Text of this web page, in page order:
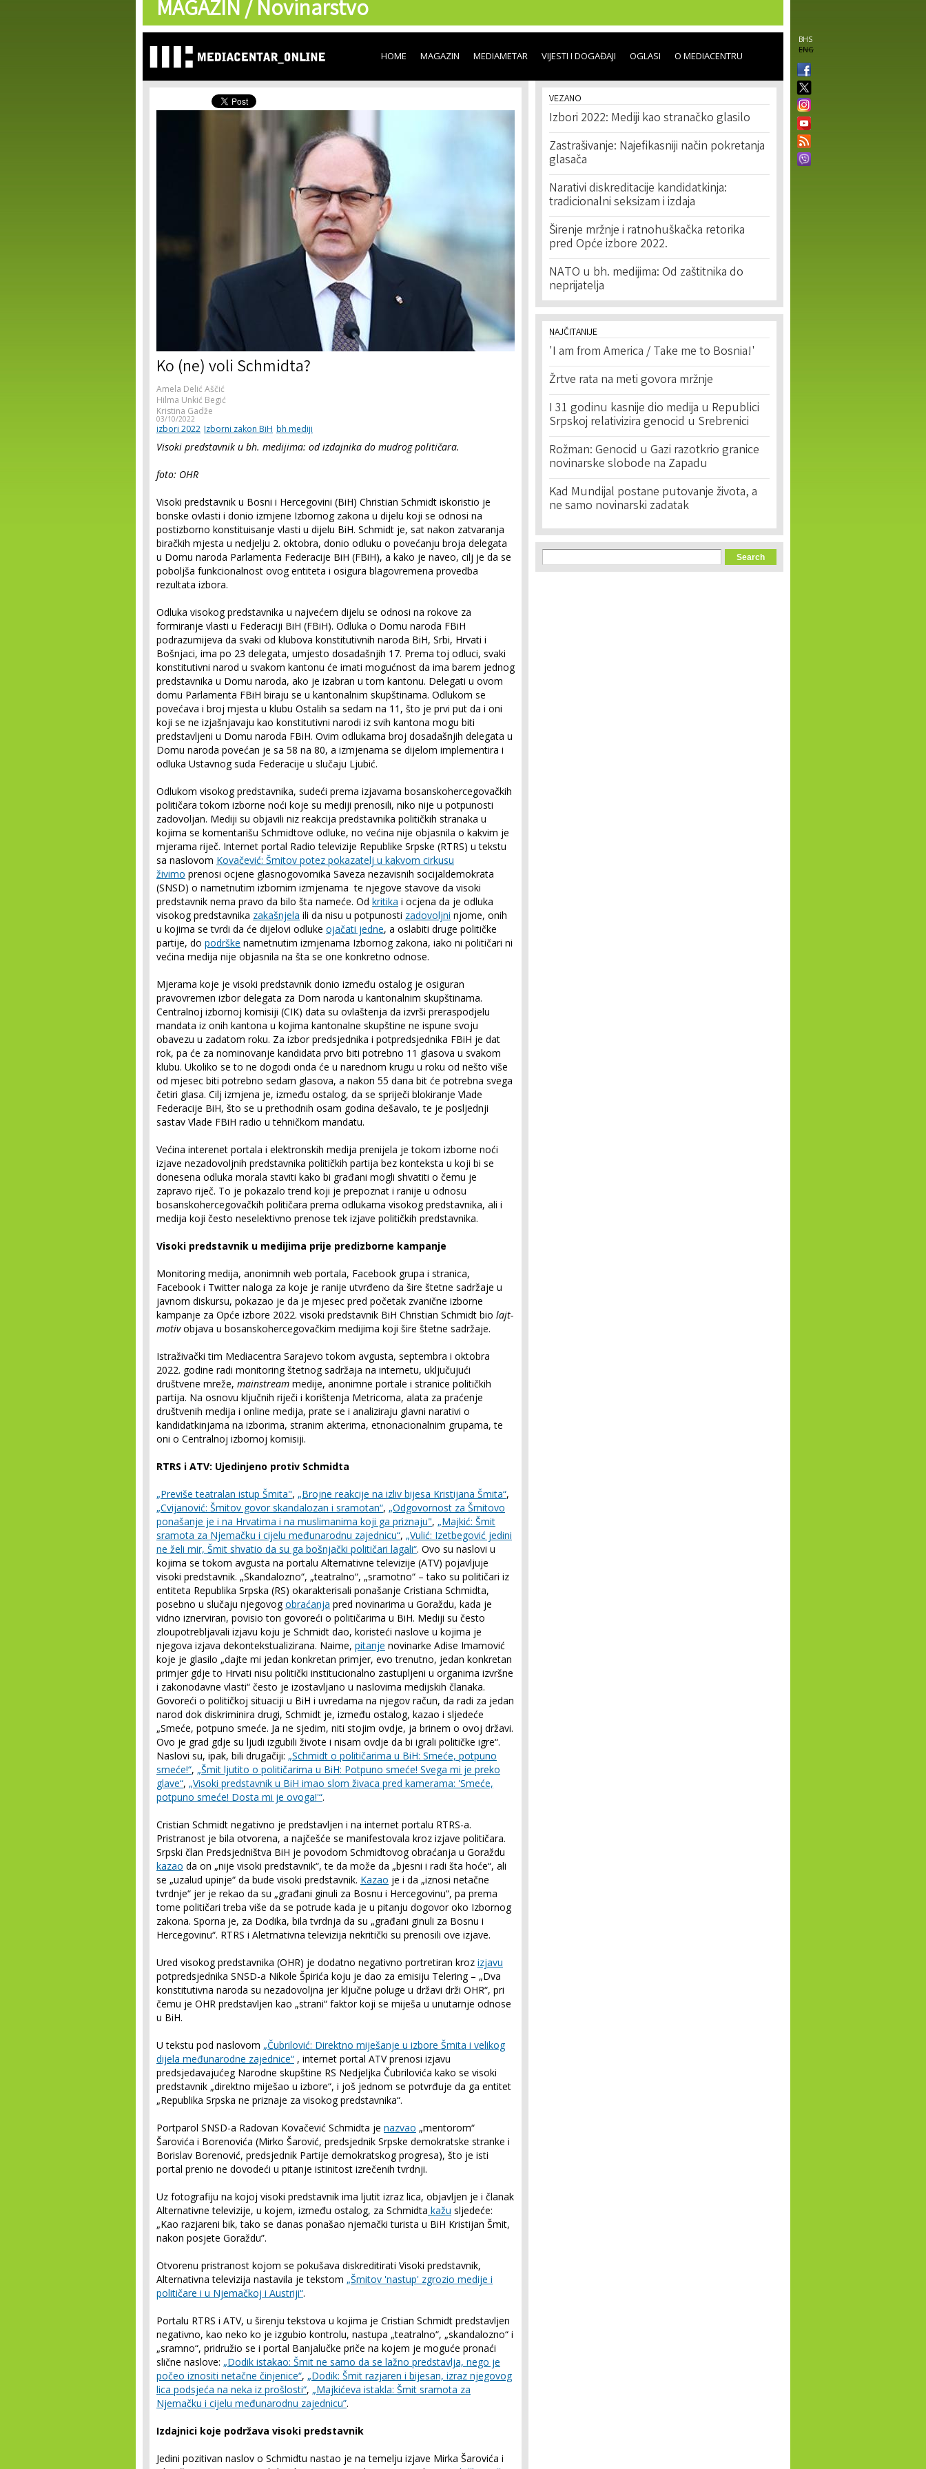
content
MAGAZIN /Novinarstvo
BHS
ENG
HOME MAGAZIN MEDIAMETAR VIJESTI I DOGAĐAJI OGLASI O MEDIACENTRU
Ko (ne) voli Schmidta?
Amela Delić Aščić
Hilma Unkić Begić
Kristina Gadže
03/10/2022
izbori 2022 Izborni zakon BiH bh mediji
Visoki predstavnik u bh. medijima: od izdajnika do mudrog političara.
foto: OHR
Visoki predstavnik u Bosni i Hercegovini (BiH) Christian Schmidt iskoristio je
bonske ovlasti i donio izmjene Izbornog zakona u dijelu koji se odnosi na
postizborno konstituisanje vlasti u dijelu BiH. Schmidt je, sat nakon zatvaranja
biračkih mjesta u nedjelju 2. oktobra, donio odluku o povećanju broja delegata
u Domu naroda Parlamenta Federacije BiH (FBiH), a kako je naveo, cilj je da se
poboljša funkcionalnost ovog entiteta i osigura blagovremena provedba
rezultata izbora.
Odluka visokog predstavnika u najvećem dijelu se odnosi na rokove za
formiranje vlasti u Federaciji BiH (FBiH). Odluka o Domu naroda FBiH
podrazumijeva da svaki od klubova konstitutivnih naroda BiH, Srbi, Hrvati i
Bošnjaci, ima po 23 delegata, umjesto dosadašnjih 17. Prema toj odluci, svaki
konstitutivni narod u svakom kantonu će imati mogućnost da ima barem jednog
predstavnika u Domu naroda, ako je izabran u tom kantonu. Delegati u ovom
domu Parlamenta FBiH biraju se u kantonalnim skupštinama. Odlukom se
povećava i broj mjesta u klubu Ostalih sa sedam na 11, što je prvi put da i oni
koji se ne izjašnjavaju kao konstitutivni narodi iz svih kantona mogu biti
predstavljeni u Domu naroda FBiH. Ovim odlukama broj dosadašnjih delegata u
Domu naroda povećan je sa 58 na 80, a izmjenama se dijelom implementira i
odluka Ustavnog suda Federacije u slučaju Ljubić.
Odlukom visokog predstavnika, sudeći prema izjavama bosanskohercegovačkih
političara tokom izborne noći koje su mediji prenosili, niko nije u potpunosti
zadovoljan. Mediji su objavili niz reakcija predstavnika političkih stranaka u
kojima se komentarišu Schmidtove odluke, no većina nije objasnila o kakvim je
mjerama riječ. Internet portal Radio televizije Republike Srpske (RTRS) u tekstu
sa naslovom Kovačević: Šmitov potez pokazatelj u kakvom cirkusu
živimo prenosi ocjene glasnogovornika Saveza nezavisnih socijaldemokrata
(SNSD) o nametnutim izbornim izmjenama te njegove stavove da visoki
predstavnik nema pravo da bilo šta nameće. Od kritika i ocjena da je odluka
visokog predstavnika zakašnjela ili da nisu u potpunosti zadovoljni njome, onih
u kojima se tvrdi da će dijelovi odluke ojačati jedne, a oslabiti druge političke
partije, do podrške nametnutim izmjenama Izbornog zakona, iako ni političari ni
većina medija nije objasnila na šta se one konkretno odnose.
Mjerama koje je visoki predstavnik donio između ostalog je osiguran
pravovremen izbor delegata za Dom naroda u kantonalnim skupštinama.
Centralnoj izbornoj komisiji (CIK) data su ovlaštenja da izvrši preraspodjelu
mandata iz onih kantona u kojima kantonalne skupštine ne ispune svoju
obavezu u zadatom roku. Za izbor predsjednika i potpredsjednika FBiH je dat
rok, pa će za nominovanje kandidata prvo biti potrebno 11 glasova u svakom
klubu. Ukoliko se to ne dogodi onda će u narednom krugu u roku od nešto više
od mjesec biti potrebno sedam glasova, a nakon 55 dana bit će potrebna svega
četiri glasa. Cilj izmjena je, između ostalog, da se spriječi blokiranje Vlade
Federacije BiH, što se u prethodnih osam godina dešavalo, te je posljednji
sastav Vlade FBiH radio u tehničkom mandatu.
Većina interenet portala i elektronskih medija prenijela je tokom izborne noći
izjave nezadovoljnih predstavnika političkih partija bez konteksta u koji bi se
donesena odluka morala staviti kako bi građani mogli shvatiti o čemu je
zapravo riječ. To je pokazalo trend koji je prepoznat i ranije u odnosu
bosanskohercegovačkih političara prema odlukama visokog predstavnika, ali i
medija koji često neselektivno prenose tek izjave političkih predstavnika.
Visoki predstavnik u medijima prije predizborne kampanje
Monitoring medija, anonimnih web portala, Facebook grupa i stranica,
Facebook i Twitter naloga za koje je ranije utvrđeno da šire štetne sadržaje u
javnom diskursu, pokazao je da je mjesec pred početak zvanične izborne
kampanje za Opće izbore 2022. visoki predstavnik BiH Christian Schmidt bio lajt-
motivobjava u bosanskohercegovačkim medijima koji šire štetne sadržaje.
Istraživački tim Mediacentra Sarajevo tokom avgusta, septembra i oktobra
2022. godine radi monitoring štetnog sadržaja na internetu, uključujući
društvene mreže, mainstream medije, anonimne portale i stranice političkih
partija. Na osnovu ključnih riječi i korištenja Metricoma, alata za praćenje
društvenih medija i online medija, prate se i analiziraju glavni narativi o
kandidatkinjama na izborima, stranim akterima, etnonacionalnim grupama, te
oni o Centralnoj izbornoj komisiji.
RTRS i ATV: Ujedinjeno protiv Schmidta
„Previše teatralan istup Šmita", „Brojne reakcije na izliv bijesa Kristijana Šmita“,
„Cvijanović: Šmitov govor skandalozan i sramotan“, „Odgovornost za Šmitovo
ponašanje je i na Hrvatima i na muslimanima koji ga priznaju", „Majkić: Šmit
sramota za Njemačku i cijelu međunarodnu zajednicu“, „Vulić: Izetbegović jedini
ne želi mir, Šmit shvatio da su ga bošnjački političari lagali“. Ovo su naslovi u
kojima se tokom avgusta na portalu Alternativne televizije (ATV) pojavljuje
visoki predstavnik. „Skandalozno“, „teatralno“, „sramotno“ – tako su političari iz
entiteta Republika Srpska (RS) okarakterisali ponašanje Cristiana Schmidta,
posebno u slučaju njegovogobraćanja pred novinarima u Goraždu, kada je
vidno iznerviran, povisio ton govoreći o političarima u BiH. Mediji su često
zloupotrebljavali izjavu koju je Schmidt dao, koristeći naslove u kojima je
njegova izjava dekontekstualizirana. Naime, pitanje novinarke Adise Imamović
koje je glasilo „dajte mi jedan konkretan primjer, evo trenutno, jedan konkretan
primjer gdje to Hrvati nisu politički institucionalno zastupljeni u organima izvršne
i zakonodavne vlasti“ često je izostavljano u naslovima medijskih članaka.
Govoreći o političkoj situaciji u BiH i uvredama na njegov račun, da radi za jedan
narod dok diskriminira drugi, Schmidt je, između ostalog, kazao i sljedeće
„Smeće, potpuno smeće. Ja ne sjedim, niti stojim ovdje, ja brinem o ovoj državi.
Ovo je grad gdje su ljudi izgubili živote i nisam ovdje da bi igrali političke igre“.
Naslovi su, ipak, bili drugačiji: „Schmidt o političarima u BiH: Smeće, potpuno
smeće!“, „Šmit ljutito o političarima u BiH: Potpuno smeće! Svega mi je preko
glave“, „Visoki predstavnik u BiH imao slom živaca pred kamerama: 'Smeće,
potpuno smeće! Dosta mi je ovoga!'“.
Cristian Schmidt negativno je predstavljen i na internet portalu RTRS-a.
Pristranost je bila otvorena, a najčešće se manifestovala kroz izjave političara.
Srpski član Predsjedništva BiH je povodom Schmidtovog obraćanja u Goraždu
kazao da on „nije visoki predstavnik“, te da može da „bjesni i radi šta hoće“, ali
se „uzalud upinje“ da bude visoki predstavnik. Kazao je i da „iznosi netačne
tvrdnje“ jer je rekao da su „građani ginuli za Bosnu i Hercegovinu“, pa prema
tome političari treba više da se potrude kada je u pitanju dogovor oko Izbornog
zakona. Sporna je, za Dodika, bila tvrdnja da su „građani ginuli za Bosnu i
Hercegovinu“. RTRS i Aletrnativna televizija nekritički su prenosili ove izjave.
Ured visokog predstavnika (OHR) je dodatno negativno portretiran kroz izjavu
potpredsjednika SNSD-a Nikole Špirića koju je dao za emisiju Telering – „Dva
konstitutivna naroda su nezadovoljna jer ključne poluge u državi drži OHR“, pri
čemu je OHR predstavljen kao „strani“ faktor koji se miješa u unutarnje odnose
u BiH.
U tekstu pod naslovom „Čubrilović: Direktno miješanje u izbore Šmita i velikog
dijela međunarodne zajednice“ , internet portal ATV prenosi izjavu
predsjedavajućeg Narodne skupštine RS Nedjeljka Čubrilovića kako se visoki
predstavnik „direktno miješao u izbore“, i još jednom se potvrđuje da ga entitet
„Republika Srpska ne priznaje za visokog predstavnika“.
Portparol SNSD-a Radovan Kovačević Schmidta je nazvao „mentorom“
Šarovića i Borenovića (Mirko Šarović, predsjednik Srpske demokratske stranke i
Borislav Borenović, predsjednik Partije demokratskog progresa), što je isti
portal prenio ne dovodeći u pitanje istinitost izrečenih tvrdnji.
Uz fotografiju na kojoj visoki predstavnik ima ljutit izraz lica, objavljen je i članak
Alternativne televizije, u kojem, između ostalog, za Schmidta kažu sljedeće:
„Kao razjareni bik, tako se danas ponašao njemački turista u BiH Kristijan Šmit,
nakon posjete Goraždu”.
Otvorenu pristranost kojom se pokušava diskreditirati Visoki predstavnik,
Alternativna televizija nastavila je tekstom „Šmitov 'nastup' zgrozio medije i
političare i u Njemačkoj i Austriji“.
Portalu RTRS i ATV, u širenju tekstova u kojima je Cristian Schmidt predstavljen
negativno, kao neko ko je izgubio kontrolu, nastupa „teatralno“, „skandalozno“ i
„sramno“, pridružio se i portal Banjalučke priče na kojem je moguće pronaći
slične naslove: „Dodik istakao: Šmit ne samo da se lažno predstavlja, nego je
počeo iznositi netačne činjenice“, „Dodik: Šmit razjaren i bijesan, izraz njegovog
lica podsjeća na neka iz prošlosti“, „Majkićeva istakla: Šmit sramota za
Njemačku i cijelu međunarodnu zajednicu”.
Izdajnici koje podržava visoki predstavnik
Jedini pozitivan naslov o Schmidtu nastao je na temelju izjave Mirka Šarovića i
VEZANO
Izbori 2022: Mediji kao stranačko glasilo
Zastrašivanje: Najefikasniji način pokretanja
glasača
Narativi diskreditacije kandidatkinja:
tradicionalni seksizam i izdaja
Širenje mržnje i ratnohuškačka retorika
pred Opće izbore 2022.
NATO u bh. medijima: Od zaštitnika do
neprijatelja
NAJČITANIJE
'I am from America / Take me to Bosnia!'
Žrtve rata na meti govora mržnje
I 31 godinu kasnije dio medija u Republici
Srpskoj relativizira genocid u Srebrenici
Rožman: Genocid u Gazi razotkrio granice
novinarske slobode na Zapadu
Kad Mundijal postane putovanje života, a
ne samo novinarski zadatak
Search form
Search